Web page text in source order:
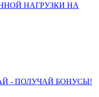
НАГРУЗКИ НА
- ПОЛУЧАЙ БОНУСЫ!